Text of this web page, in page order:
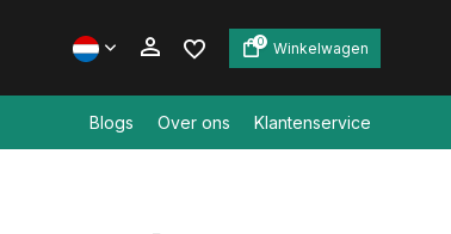
0 Winkelwagen
Blogs Over ons Klantenservice